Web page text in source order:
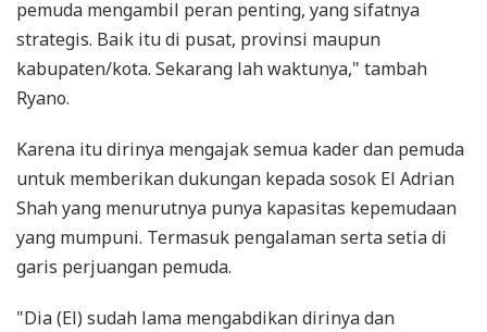
pemuda mengambil peran penting, yang sifatnya
strategis. Baik itu di pusat, provinsi maupun
kabupaten/kota. Sekarang lah waktunya," tambah
Ryano.
Karena itu dirinya mengajak semua kader dan pemuda
untuk memberikan dukungan kepada sosok El Adrian
Shah yang menurutnya punya kapasitas kepemudaan
yang mumpuni. Termasuk pengalaman serta setia di
garis perjuangan pemuda.
"Dia (El) sudah lama mengabdikan dirinya dan